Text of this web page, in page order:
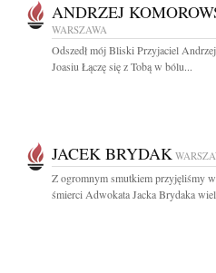
ANDRZEJ
WARSZAWA
Odszedł mój Bliski Przyjaciel
Joasiu Łączę się z Tobą w bólu...
JACEK BRYDAK
Z ogromnym smutkiem przyjęliśmy
śmierci Adwokata Jacka Brydaka